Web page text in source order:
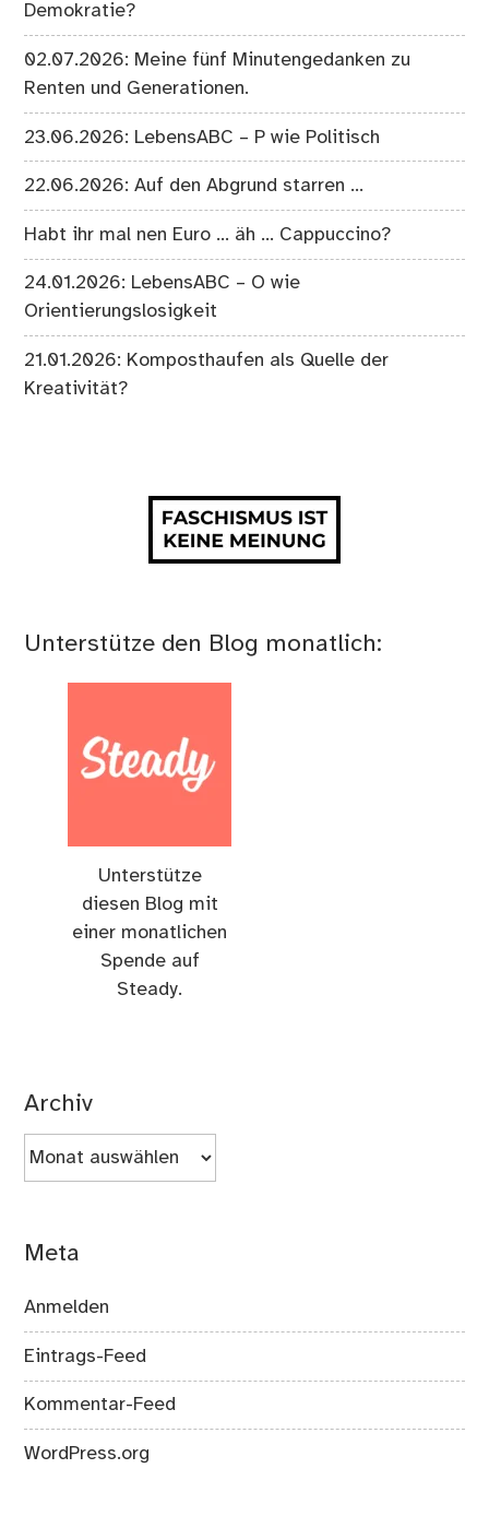
Demokratie?
02.07.2026: Meine fünf Minutengedanken zu
Renten und Generationen.
23.06.2026: LebensABC – P wie Politisch
22.06.2026: Auf den Abgrund starren …
Habt ihr mal nen Euro … äh … Cappuccino?
24.01.2026: LebensABC – O wie
Orientierungslosigkeit
21.01.2026: Komposthaufen als Quelle der
Kreativität?
Unterstütze den Blog monatlich:
Unterstütze
diesen Blog mit
einer monatlichen
Spende auf
Steady.
Archiv
Archiv
Meta
Anmelden
Eintrags-Feed
Kommentar-Feed
WordPress.org